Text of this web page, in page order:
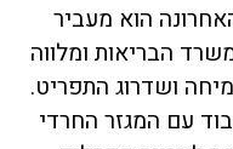
הוא מעביר
הבריאות ומלווה
ושדרוג התפריט.
עם המגזר החרדי